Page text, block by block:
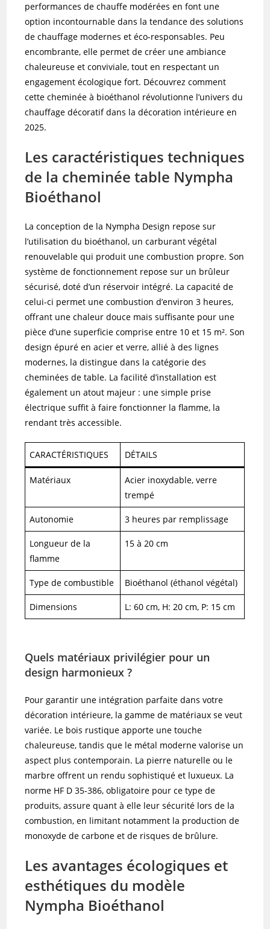
performances de chauffe modérées en font une
option incontournable dans la tendance des solutions
de chauffage modernes et éco-responsables. Peu
encombrante, elle permet de créer une ambiance
chaleureuse et conviviale, tout en respectant un
engagement écologique fort. Découvrez comment
cette cheminée à bioéthanol révolutionne l’univers du
chauffage décoratif dans la décoration intérieure en
2025.
Les caractéristiques techniques
de la cheminée table Nympha
Bioéthanol
La conception de la Nympha Design repose sur
l’utilisation du bioéthanol, un carburant végétal
renouvelable qui produit une combustion propre. Son
système de fonctionnement repose sur un brûleur
sécurisé, doté d’un réservoir intégré. La capacité de
celui-ci permet une combustion d’environ 3 heures,
offrant une chaleur douce mais suffisante pour une
pièce d’une superficie comprise entre 10 et 15 m². Son
design épuré en acier et verre, allié à des lignes
modernes, la distingue dans la catégorie des
cheminées de table. La facilité d’installation est
également un atout majeur : une simple prise
électrique suffit à faire fonctionner la flamme, la
rendant très accessible.
CARACTÉRISTIQUES DÉTAILS
Matériaux
Acier inoxydable, verre
trempé
Autonomie 3 heures par remplissage
Longueur de la
flamme
15 à 20 cm
Type de combustible Bioéthanol (éthanol végétal)
Dimensions L: 60 cm, H: 20 cm, P: 15 cm
Quels matériaux privilégier pour un
design harmonieux ?
Pour garantir une intégration parfaite dans votre
décoration intérieure, la gamme de matériaux se veut
variée. Le bois rustique apporte une touche
chaleureuse, tandis que le métal moderne valorise un
aspect plus contemporain. La pierre naturelle ou le
marbre offrent un rendu sophistiqué et luxueux. La
norme HF D 35-386, obligatoire pour ce type de
produits, assure quant à elle leur sécurité lors de la
combustion, en limitant notamment la production de
monoxyde de carbone et de risques de brûlure.
Les avantages écologiques et
esthétiques du modèle
Nympha Bioéthanol